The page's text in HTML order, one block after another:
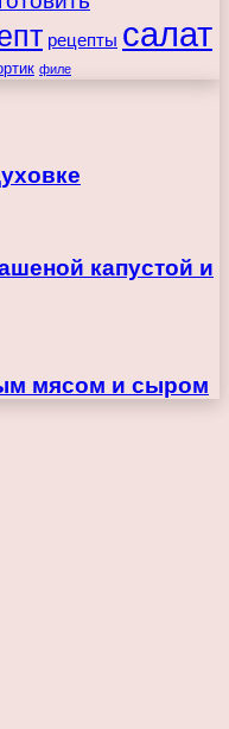
рецепты салат
филе
капустой и
мясом и сыром